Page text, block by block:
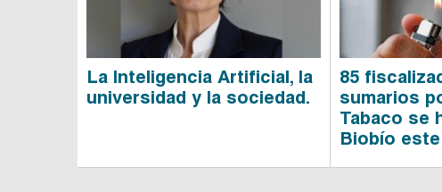
La Inteligencia Artificial, la
universidad y la sociedad.
85
sumarios
Tabaco se
Biobío